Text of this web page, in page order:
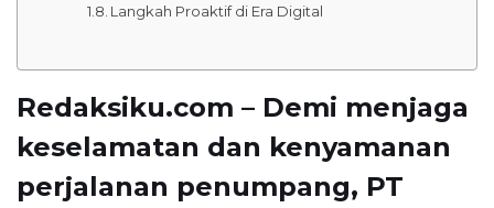
Langkah Proaktif di Era Digital
Redaksiku.com – Demi menjaga
keselamatan dan kenyamanan
perjalanan penumpang, PT